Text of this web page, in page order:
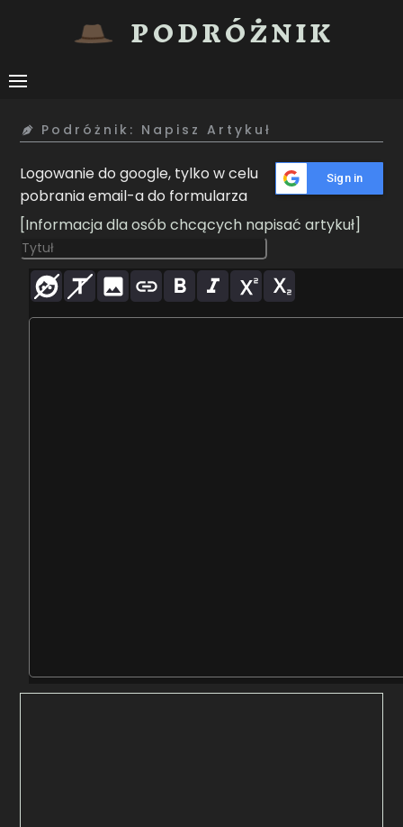
PODRÓŻNIK
Podróżnik: Napisz Artykuł
Logowanie do google, tylko w celu
pobrania email-a do formularza
Sign in
[Informacja dla osób chcących napisać artykuł]